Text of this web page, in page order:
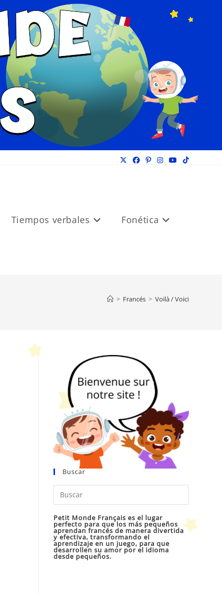
Tiempos verbales Fonética
> Francés > Voilà / Voici
Buscar
Escape
cerrar
Petit Monde Français es el lugar
perfecto para que los más pequeños
aprendan francés de manera divertida
y efectiva, transformando el
aprendizaje en un juego, para que
desarrollen su amor por el idioma
desde pequeños.